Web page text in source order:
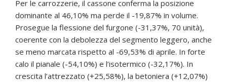
Per le carrozzerie, il cassone conferma la posizione
dominante al 46,10% ma perde il -19,87% in volume.
Prosegue la flessione del furgone (-31,37%, 70 unità),
coerente con la debolezza del segmento leggero, anche
se meno marcata rispetto al -69,53% di aprile. In forte
calo il pianale (-54,10%) e l’isotermico (-32,17%). In
crescita l’attrezzato (+25,58%), la betoniera (+12,07%)